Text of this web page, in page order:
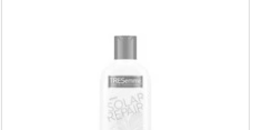
Laboratório
Por Menos